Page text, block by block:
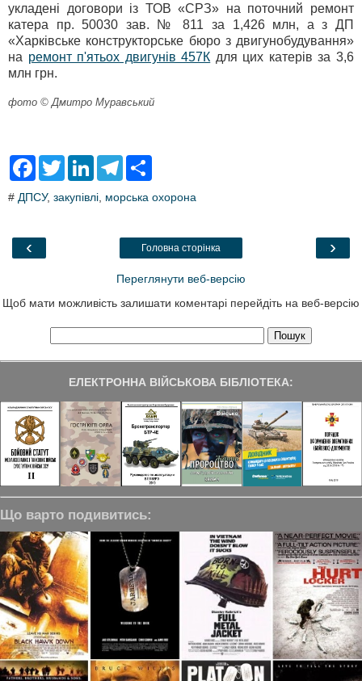
укладені договори із ТОВ «СРЗ» на поточний ремонт
катера пр. 50030 зав. № 811 за 1,426 млн, а з ДП
«Харківське конструкторське бюро з двигунобудування»
на ремонт п'ятьох двигунів 457К для цих катерів за 3,6
млн грн.
фото © Дмитро Муравський
F
e
o
T
t
L
k
T
e
a
r
# ДПСУ, закупівлі морська охорона
‹ ›
Головна сторінка
Переглянути веб-версію
Щоб мати можливість залишати коментарі перейдіть на веб-версію
ЕЛЕКТРОННА ВІЙСЬКОВА БІБЛІОТЕКА:
Що варто подивитись: